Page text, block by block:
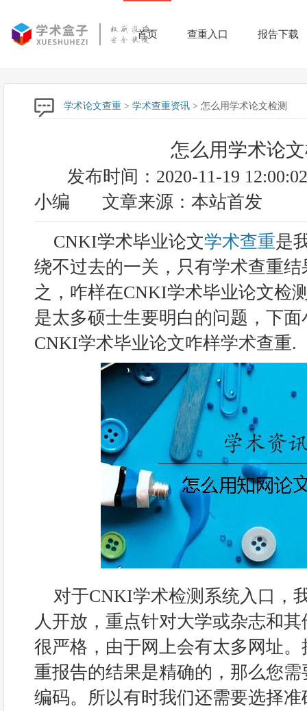
首页 查重入口 报告下载
学术论文查重 > 学术查重资讯 > 怎么用学术论文检测
怎么用学术论
发布时间：2020-11-19 12:00:02
小编
文章来源：本站首发
CNKI学术毕业论文学术查重是
绕不过去的一关，只有学术查重
之，咋样在CNKI学术毕业论文检
是太多硕士生要明白的问题，下
CNKI学术毕业论文咋样学术查重.
对于CNKI学术检测系统入口，
人开放，重点针对大学或杂志和
很严格，由于网上会有太多网址
重报告的结果是精确的，那么您
编码。所以有时我们还需要选择